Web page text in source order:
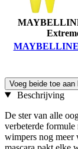
MAYBELLINE
Voeg beide toe
Beschrijving
De ster van alle
verbeterde
wimpers nog meer